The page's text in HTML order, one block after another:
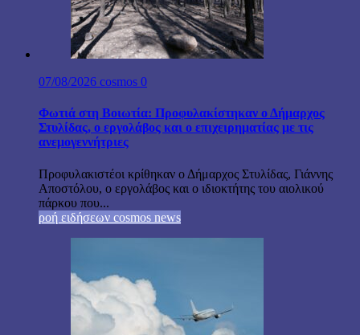
07/08/2026 cosmos 0
Φωτιά στη Βοιωτία: Προφυλακίστηκαν ο Δήμαρχος
Στυλίδας, ο εργολάβος και ο επιχειρηματίας με τις
ανεμογεννήτριες
Προφυλακιστέοι κρίθηκαν ο Δήμαρχος Στυλίδας, Γιάννης
Αποστόλου, ο εργολάβος και ο ιδιοκτήτης του αιολικού
πάρκου που...
ροή ειδήσεων cosmos news